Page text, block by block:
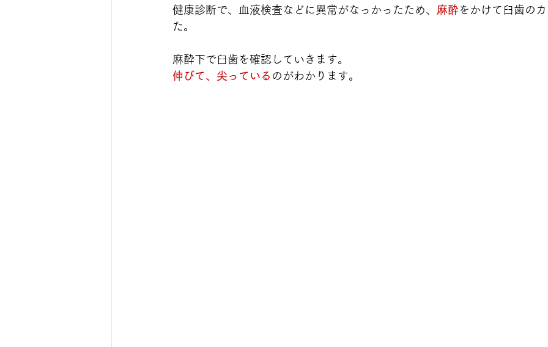
健康診断で、血液検査などに異常がなっかったため、 麻酔をかけて臼歯の
た。
麻酔下で臼歯を確認していきます。
伸びて、尖っている のがわかります。